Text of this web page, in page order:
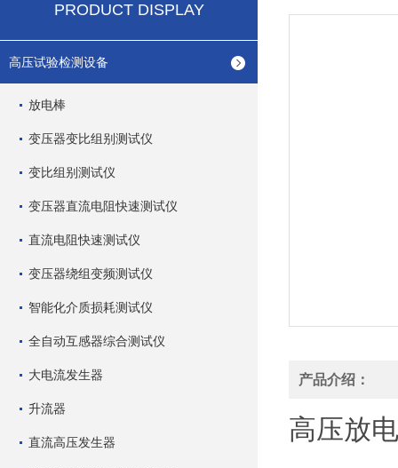
PRODUCT DISPLAY
高压试验检测设备
放电棒
变压器变比组别测试仪
变比组别测试仪
变压器直流电阻快速测试仪
直流电阻快速测试仪
变压器绕组变频测试仪
智能化介质损耗测试仪
全自动互感器综合测试仪
大电流发生器
升流器
直流高压发生器
产品介绍：
高压放